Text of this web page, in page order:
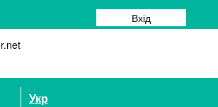
Вхід
Укр